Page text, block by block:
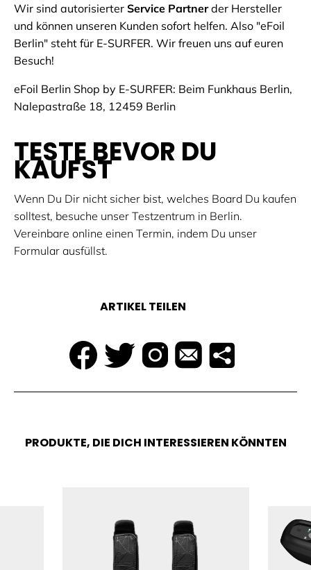
Wir sind autorisierter Service Partnerder Hersteller
und können unseren Kunden sofort helfen. Also "eFoil
Berlin" steht für E-SURFER. Wir freuen uns auf euren
Besuch!
eFoil Berlin Shop by E-SURFER: Beim Funkhaus Berlin,
Nalepastraße 18, 12459 Berlin
TESTE BEVOR DU
KAUFST
Wenn Du Dir nicht sicher bist, welches Board Du kaufen
solltest, besuche unser Testzentrum in Berlin.
Vereinbare online einen Termin, indem Du unser
Formular ausfüllst.
ARTIKEL TEILEN
PRODUKTE, DIE DICH INTERESSIEREN KÖNNTEN